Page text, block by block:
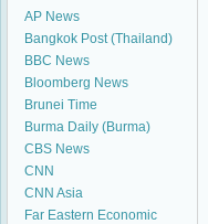
AP News
Bangkok Post (Thailand)
BBC News
Bloomberg News
Brunei Time
Burma Daily (Burma)
CBS News
CNN
CNN Asia
Far Eastern Economic